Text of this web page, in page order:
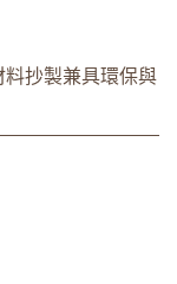
抄製兼具環保與